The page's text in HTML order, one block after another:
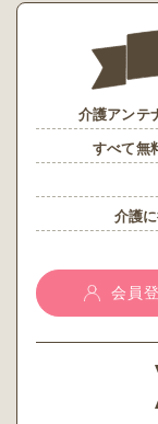
介護アンテ
すべて無
介護
会員